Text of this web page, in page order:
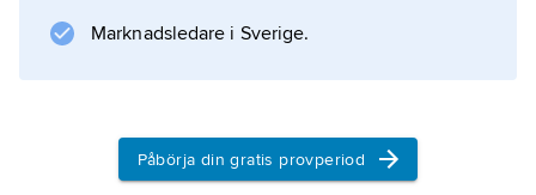
fattigdom. Förändringarna och
Information om artikeln
Marknadsledare i Sverige.
Påbörja din gratis provperiod